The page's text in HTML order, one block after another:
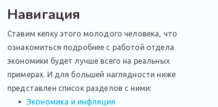
Навигация
Ставим кепку этого молодого человека, что
ознакомиться подробнее с работой отдела
экономики будет лучше всего на реальных
примерах. И для большей наглядности ниже
представлен список разделов с ними:
Экономика и инфляция